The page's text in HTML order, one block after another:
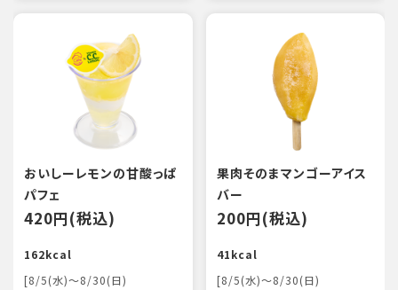
おいしーレモンの甘酸っぱ
パフェ
420円(税込)
162kcal
[8/5(水)～8/30(日)
果肉そのまマンゴーアイス
バー
200円(税込)
41kcal
[8/5(水)～8/30(日)